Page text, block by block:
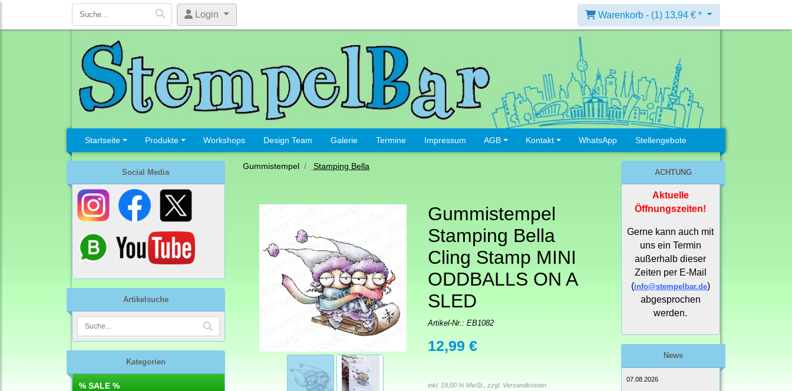
Login Warenkorb - (1) 13,94 € *
Startseite Produkte Workshops Design Team Galerie Termine Impressum AGB Kontakt WhatsApp Stellengebote
Social Media
Artikelsuche
Kategorien
% SALE %
Gummistempel Stamping Bella
Gummistempel
Stamping Bella
Cling Stamp MINI
ODDBALLS ON A
SLED
Artikel-Nr.: EB1082
12,99 €
inkl. 19,00 % MwSt., zzgl. Versandkosten
ACHTUNG
Aktuelle
Öffnungszeiten!
Gerne kann auch mit
uns ein Termin
außerhalb dieser
Zeiten per E-Mail
(info@stempelbar.de)
abgesprochen
werden.
News
07.08.2026